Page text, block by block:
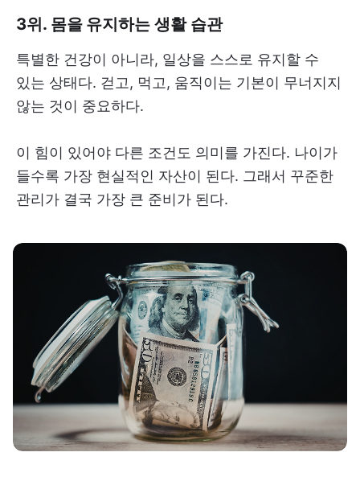
3위. 몸을 유지하는 생활 습관
특별한 건강이 아니라, 일상을 스스로 유지할 수
있는 상태다. 걷고, 먹고, 움직이는 기본이 무너지지
않는 것이 중요하다.
이 힘이 있어야 다른 조건도 의미를 가진다. 나이가
들수록 가장 현실적인 자산이 된다. 그래서 꾸준한
관리가 결국 가장 큰 준비가 된다.